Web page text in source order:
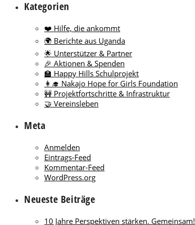
Kategorien
❤️ Hilfe, die ankommt
🌍 Berichte aus Uganda
🌟 Unterstützer & Partner
🎉 Aktionen & Spenden
🏫 Happy Hills Schulprojekt
👩‍🎓 Nakajo Hope for Girls Foundation
🚧 Projektfortschritte & Infrastruktur
🤝 Vereinsleben
Meta
Anmelden
Eintrags-Feed
Kommentar-Feed
WordPress.org
Neueste Beiträge
10 Jahre Perspektiven stärken. Gemeinsam!